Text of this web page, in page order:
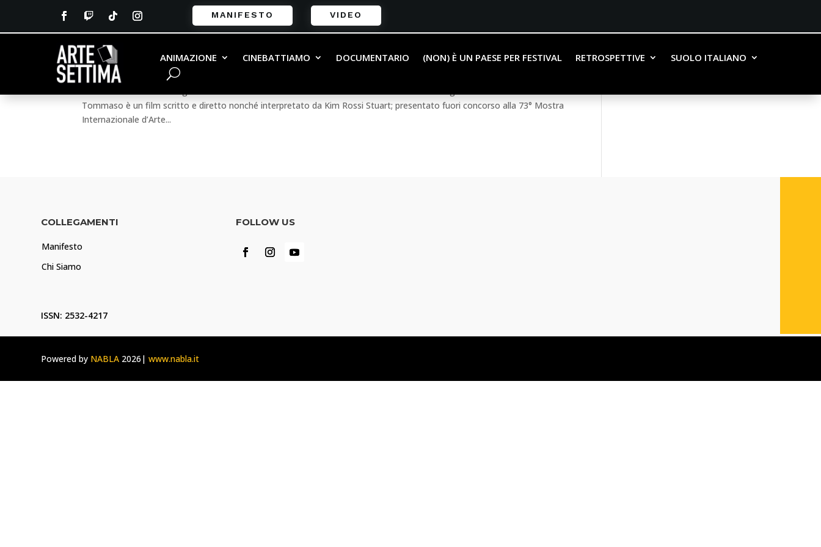
MANIFESTO VIDEO
ANIMAZIONE CINEBATTIAMO DOCUMENTARIO (NON) È UN PAESE PER FESTIVAL RETROSPETTIVE SUOLO ITALIANO
Tommaso-Kim Rossi Stuart tra Nevrosi e Amore
daAndrea Vailati Set 30, 2016| Ultime Uscite
Tommaso è un film scritto e diretto nonché interpretato da Kim Rossi Stuart; presentato fuori concorso alla 73° Mostra
Internazionale d’Arte...
COLLEGAMENTI
Manifesto
Chi Siamo
ISSN: 2532-4217
FOLLOW US
Powered by NABLA 2026|www.nabla.it